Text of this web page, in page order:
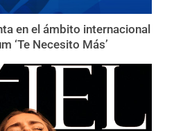
en el ámbito internacional
‘Te Necesito Más’